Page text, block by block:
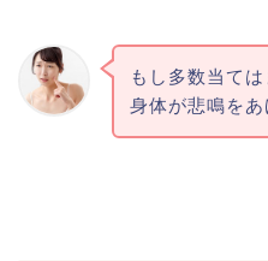
もし多数当て
身体が悲鳴をあ